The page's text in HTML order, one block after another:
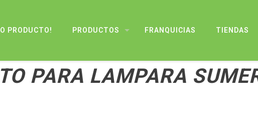
PRODUCTO! PRODUCTOS FRANQUICIAS TIENDAS
PARA LAMPARA